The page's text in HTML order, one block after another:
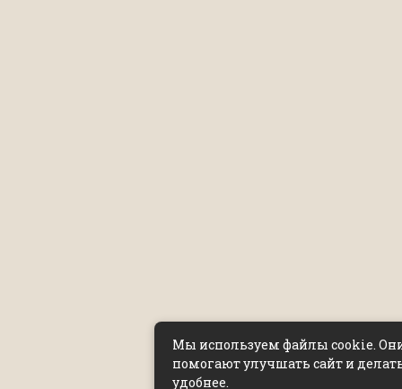
Мы используем файлы cookie.
помогают улучшать сайт и
удобнее.